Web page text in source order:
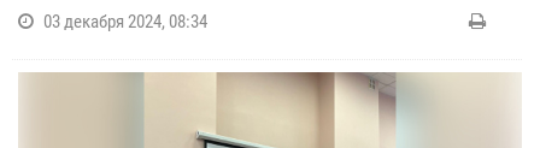
03 декабря 2024, 08:34